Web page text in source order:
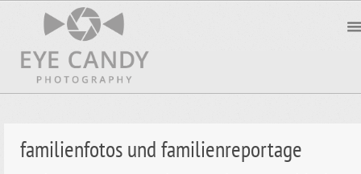
familienfotos und familienreportage